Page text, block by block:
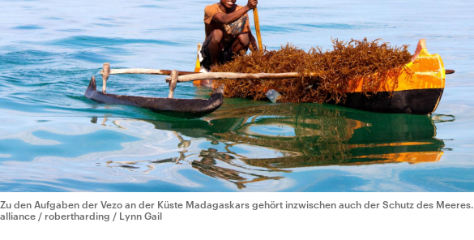
Zu den Aufgaben der Vezo an der Küste Madagaskars gehört inzwischen auch der Schutz des Meeres.
alliance / robertharding / Lynn Gail